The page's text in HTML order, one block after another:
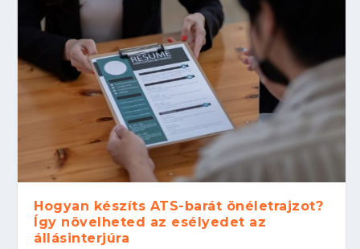
Hogyan készíts ATS-barát önéletrajzot?
Így növelheted az esélyedet az
állásinterjúra